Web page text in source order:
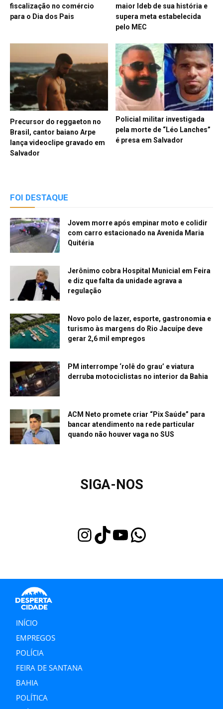
fiscalização no comércio
para o Dia dos Pais
maior Ideb de sua história e
supera meta estabelecida
pelo MEC
Precursor do reggaeton no
Brasil, cantor baiano Arpe
lança videoclipe gravado em
Salvador
Policial militar investigada
pela morte de “Léo Lanches”
é presa em Salvador
FOI DESTAQUE
Jovem morre após empinar moto e colidir
com carro estacionado na Avenida Maria
Quitéria
Jerônimo cobra Hospital Municial em Feira
e diz que falta da unidade agrava a
regulação
Novo polo de lazer, esporte, gastronomia e
turismo às margens do Rio Jacuípe deve
gerar 2,6 mil empregos
PM interrompe ‘rolê do grau’ e viatura
derruba motociclistas no interior da Bahia
ACM Neto promete criar “Pix Saúde” para
bancar atendimento na rede particular
quando não houver vaga no SUS
SIGA-NOS
InstagramTikTok Youtube WhatsApp
INÍCIO
EMPREGOS
POLÍCIA
FEIRA DE SANTANA
BAHIA
POLÍTICA